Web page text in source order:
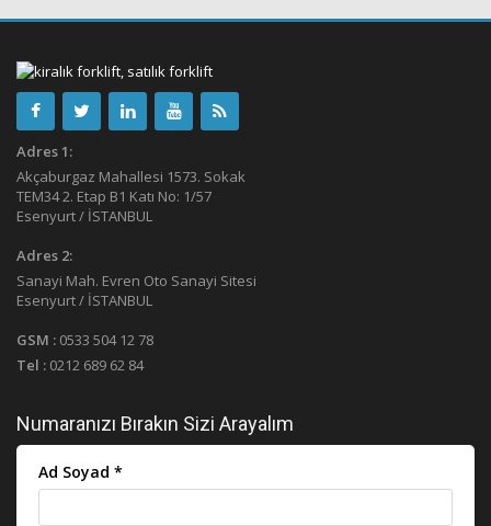
Adres 1:
Akçaburgaz Mahallesi 1573. Sokak
TEM34 2. Etap B1 Katı No: 1/57
Esenyurt / İSTANBUL
Adres 2:
Sanayi Mah. Evren Oto Sanayi Sitesi
Esenyurt / İSTANBUL
GSM : 0533 504 12 78
Tel : 0212 689 62 84
Numaranızı Bırakın Sizi Arayalım
Ad Soyad *